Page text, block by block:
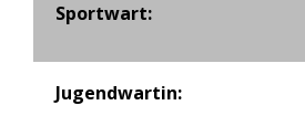
Sportwart:
Jugendwartin: